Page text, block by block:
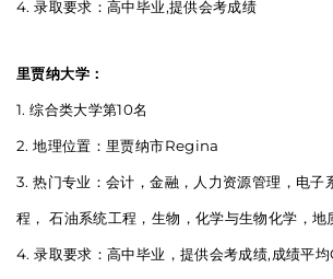
4. 录取要求：高中毕业,提供会考成绩
里贾纳大学：
1. 综合类大学第10名
2. 地理位置：里贾纳市Regina
3. 热门专业：会计，金融，人力资源管理，电子
程， 石油系统工程，生物，化学与生物化学，地
4. 录取要求：高中毕业，提供会考成绩,成绩平均